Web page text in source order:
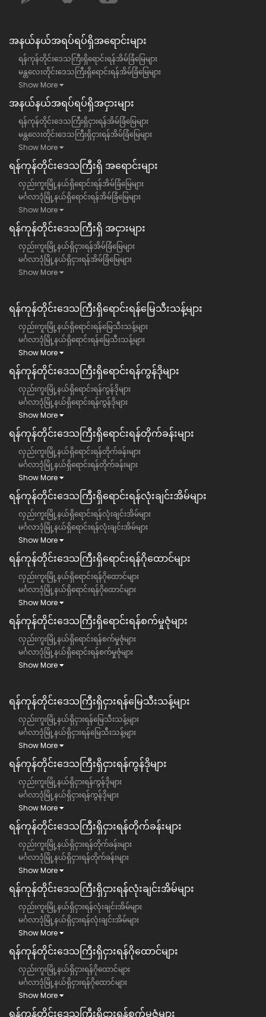
အနယ်နယ်အရပ်ရပ်ရှိအရောင်းများ
ရန်ကုန်တိုင်းဒေသကြီးရှိရောင်းရန်အိမ်ခြံမြေများ
မန္တလေးတိုင်းဒေသကြီးရှိရောင်းရန်အိမ်ခြံမြေများ
Show More
အနယ်နယ်အရပ်ရပ်ရှိအငှားများ
ရန်ကုန်တိုင်းဒေသကြီးရှိငှားရန်အိမ်ခြံမြေများ
မန္တလေးတိုင်းဒေသကြီးရှိငှားရန်အိမ်ခြံမြေများ
Show More
ရန်​ကုန်တိုင်းဒေသကြီး​ရှိ အရောင်းများ
လှည်းကူးမြို့နယ်ရှိရောင်းရန်အိမ်ခြံမြေများ
မင်္ဂလာဒုံမြို့နယ်ရှိရောင်းရန်အိမ်ခြံမြေများ
Show More
ရန်​ကုန်တိုင်းဒေသကြီး​ရှိ အငှားများ
လှည်းကူးမြို့နယ်ရှိငှားရန်အိမ်ခြံမြေများ
မင်္ဂလာဒုံမြို့နယ်ရှိငှားရန်အိမ်ခြံမြေများ
Show More
ရန်ကုန်တိုင်းဒေသကြီး​ရှိရောင်းရန်မြေသီးသန့်များ
လှည်းကူးမြို့နယ်ရှိရောင်းရန်မြေသီးသန့်များ
မင်္ဂလာဒုံမြို့နယ်ရှိရောင်းရန်မြေသီးသန့်များ
Show More
ရန်ကုန်တိုင်းဒေသကြီး​ရှိရောင်းရန်ကွန်ဒိုများ
လှည်းကူးမြို့နယ်ရှိရောင်းရန်ကွန်ဒိုများ
မင်္ဂလာဒုံမြို့နယ်ရှိရောင်းရန်ကွန်ဒိုများ
Show More
ရန်ကုန်တိုင်းဒေသကြီး​ရှိရောင်းရန်တိုက်ခန်းများ
လှည်းကူးမြို့နယ်ရှိရောင်းရန်တိုက်ခန်းများ
မင်္ဂလာဒုံမြို့နယ်ရှိရောင်းရန်တိုက်ခန်းများ
Show More
ရန်ကုန်တိုင်းဒေသကြီး​ရှိရောင်းရန်လုံးချင်းအိမ်များ
လှည်းကူးမြို့နယ်ရှိရောင်းရန်လုံးချင်းအိမ်များ
မင်္ဂလာဒုံမြို့နယ်ရှိရောင်းရန်လုံးချင်းအိမ်များ
Show More
ရန်ကုန်တိုင်းဒေသကြီး​ရှိရောင်းရန်ဂိုထောင်များ
လှည်းကူးမြို့နယ်ရှိရောင်းရန်ဂိုထောင်များ
မင်္ဂလာဒုံမြို့နယ်ရှိရောင်းရန်ဂိုထောင်များ
Show More
ရန်ကုန်တိုင်းဒေသကြီး​ရှိရောင်းရန်စက်မှုဇုံများ
လှည်းကူးမြို့နယ်ရှိရောင်းရန်စက်မှုဇုံများ
မင်္ဂလာဒုံမြို့နယ်ရှိရောင်းရန်စက်မှုဇုံများ
Show More
ရန်ကုန်တိုင်းဒေသကြီး​​ရှိငှားရန်မြေသီးသန့်များ
လှည်းကူးမြို့နယ်ရှိငှားရန်မြေသီးသန့်များ
မင်္ဂလာဒုံမြို့နယ်ရှိငှားရန်မြေသီးသန့်များ
Show More
ရန်ကုန်တိုင်းဒေသကြီး​​ရှိငှားရန်ကွန်ဒိုများ
လှည်းကူးမြို့နယ်ရှိငှားရန်ကွန်ဒိုများ
မင်္ဂလာဒုံမြို့နယ်ရှိငှားရန်ကွန်ဒိုများ
Show More
ရန်ကုန်တိုင်းဒေသကြီး​​ရှိငှားရန်တိုက်ခန်းများ
လှည်းကူးမြို့နယ်ရှိငှားရန်တိုက်ခန်းများ
မင်္ဂလာဒုံမြို့နယ်ရှိငှားရန်တိုက်ခန်းများ
Show More
ရန်ကုန်တိုင်းဒေသကြီး​​ရှိငှားရန်လုံးချင်းအိမ်များ
လှည်းကူးမြို့နယ်ရှိငှားရန်လုံးချင်းအိမ်များ
မင်္ဂလာဒုံမြို့နယ်ရှိငှားရန်လုံးချင်းအိမ်များ
Show More
ရန်ကုန်တိုင်းဒေသကြီး​​ရှိငှားရန်ဂိုထောင်များ
လှည်းကူးမြို့နယ်ရှိငှားရန်ဂိုထောင်များ
မင်္ဂလာဒုံမြို့နယ်ရှိငှားရန်ဂိုထောင်များ
Show More
ရန်ကုန်တိုင်းဒေသကြီး​​ရှိငှားရန်စက်မှုဇုံများ